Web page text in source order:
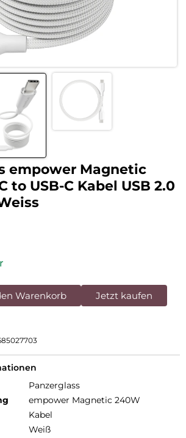
empower Magnetic
to USB-C Kabel USB 2.0
Warenkorb Jetzt kaufen
Panzerglass
empower Magnetic 240W
Kabel
Weiß